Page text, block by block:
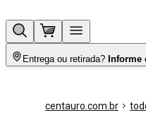
Entrega ou retirada? Informe
centauro.com.br